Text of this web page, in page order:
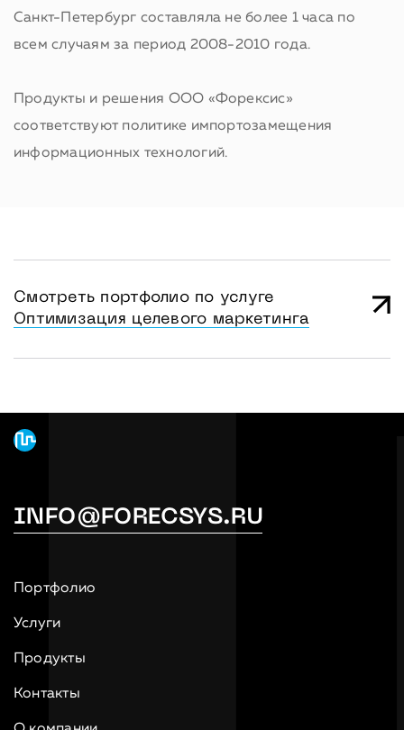
Санкт-Петербург составляла не более 1 часа по
всем случаям за период 2008-2010 года.
Продукты и решения ООО «Форексис»
соответствуют политике импортозамещения
информационных технологий.
Смотреть портфолио по услуге
Оптимизация целевого маркетинга
INFO@FORECSYS.RU
Портфолио
Услуги
Продукты
Контакты